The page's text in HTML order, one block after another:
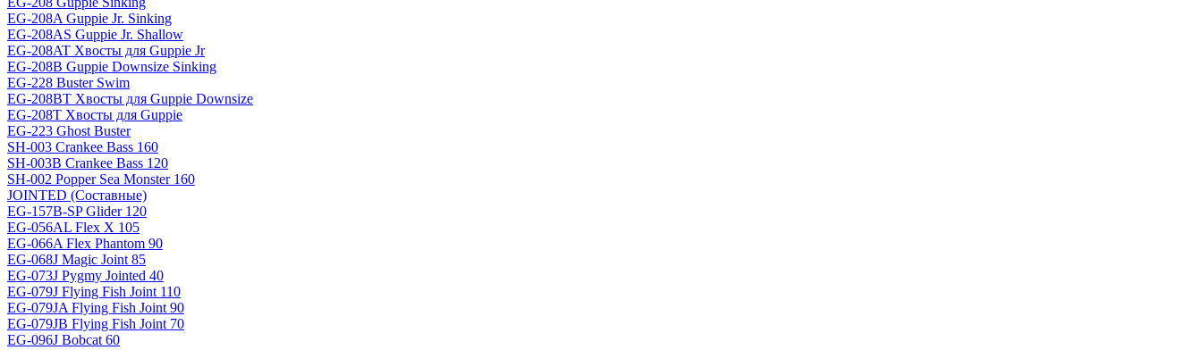
EG-208A Guppie Jr. Sinking
EG-208AS Guppie Jr. Shallow
EG-208AT Хвосты для Guppie Jr
EG-208B Guppie Downsize Sinking
EG-228 Buster Swim
EG-208BT Хвосты для Guppie Downsize
EG-208T Хвосты для Guppie
EG-223 Ghost Buster
SH-003 Crankee Bass 160
SH-003B Crankee Bass 120
SH-002 Popper Sea Monster 160
JOINTED (Составные)
EG-157B-SP Glider 120
EG-056AL Flex X 105
EG-066A Flex Phantom 90
EG-068J Magic Joint 85
EG-073J Pygmy Jointed 40
EG-079J Flying Fish Joint 110
EG-079JA Flying Fish Joint 90
EG-079JB Flying Fish Joint 70
EG-096J Bobcat 60